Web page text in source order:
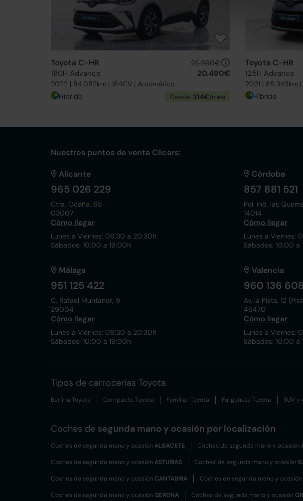
Toyota C-HR
180H Advance
2022 | 84.082km | 184CV | Automático
25.990€
20.490€
Híbrido Desde 314€/mes
Toyota C-HR
125H Advance
2021 | 85.343km
Híbrido
Nuestros puntos de venta Clicars:
Alicante
965 026 229
Ctra. Ocaña, 65
03007
Cómo llegar
Lunes a Viernes: 09:30 a 20:30h
Sábados: 10:00 a 19:00h
Córdoba
857 881 521
Pol. ind. las
14014
Cómo llegar
Lunes a Viernes:
Sábados: 10:00 a
Málaga
951 125 422
C. Rafael Muntaner, 9
29004
Cómo llegar
Lunes a Viernes: 09:30 a 20:30h
Sábados: 10:00 a 19:00h
Valencia
960 136 608
Av. la Pista, 12
46470
Cómo llegar
Lunes a Viernes:
Sábados: 10:00 a
Tipos de carrocerías Toyota
Berlina Toyota Compacto Toyota Familiar Toyota Furgoneta Toyota SUV y
Coches de segunda mano y ocasión por localización
Coches de segunda mano y ocasión ALBACETE Coches de segunda mano y ocasión
Coches de segunda mano y ocasión ASTURIAS Coches de segunda mano y ocasión
Coches de segunda mano y ocasión CANTABRIA Coches de segunda mano y ocasión
Coches de segunda mano y ocasión GERONA Coches de segunda mano y ocasión